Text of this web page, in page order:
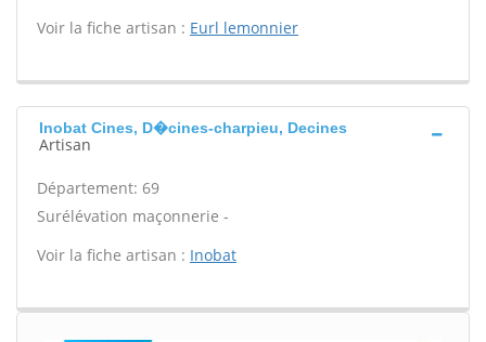
Voir la fiche artisan : Eurl lemonnier
Inobat Cines, D�cines-charpieu, Decines
Artisan
Département: 69
Surélévation maçonnerie -
Voir la fiche artisan : Inobat